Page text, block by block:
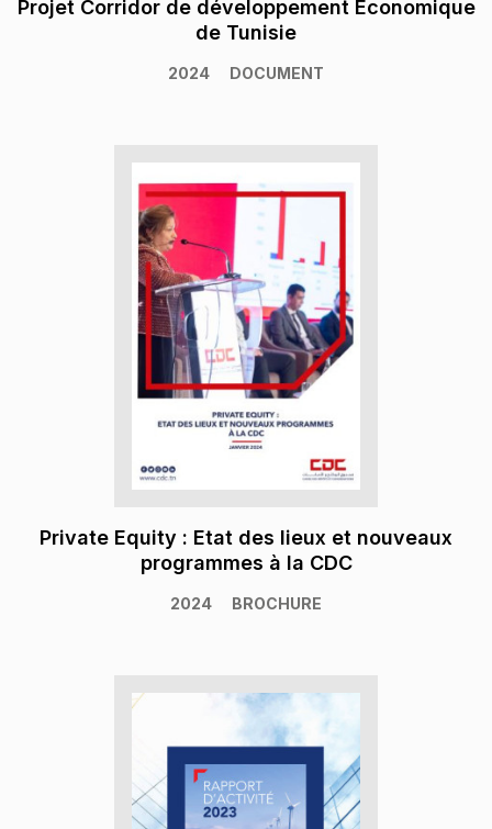
Projet Corridor de développement Economique
de Tunisie
2024 DOCUMENT
Private Equity : Etat des lieux et nouveaux
programmes à la CDC
2024 BROCHURE